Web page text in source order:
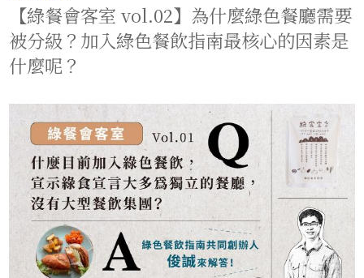
【綠餐會客室 vol.02】為什麼綠色餐廳需要
被分級？加入綠色餐飲指南最核心的因素是
什麼呢？